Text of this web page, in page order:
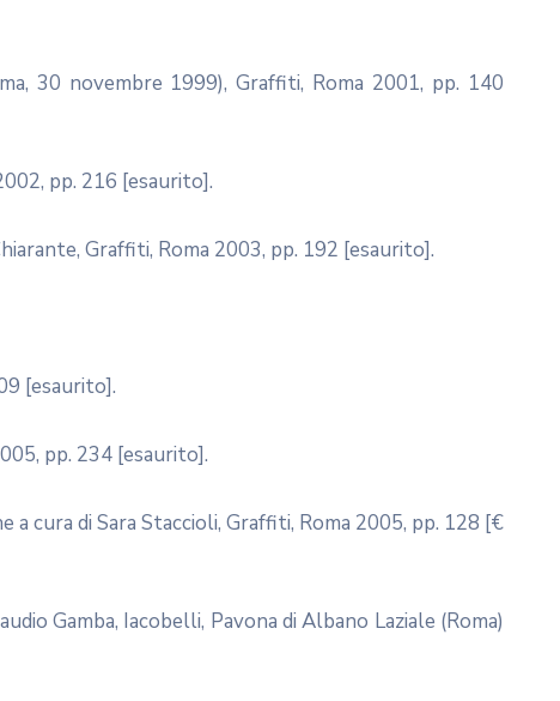
30 novembre 1999), Graffiti, Roma 2001, pp. 140
pp. 216 [esaurito].
Graffiti, Roma 2003, pp. 192 [esaurito].
[esaurito].
pp. 234 [esaurito].
cura di Sara Staccioli, Graffiti, Roma 2005, pp. 128 [€
Gamba, Iacobelli, Pavona di Albano Laziale (Roma)